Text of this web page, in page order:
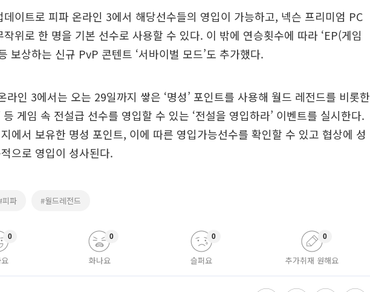
데이트로 피파 온라인 3에서 해당선수들의 영입이 가능하고, 넥슨 프리미엄 PC
작위로 한 명을 기본 선수로 사용할 수 있다. 이 밖에 연승횟수에 따라 ‘EP(게임
보상하는 신규 PvP 콘텐트 ‘서바이벌 모드’도 추가했다.
라인 3에서는 오는 29일까지 쌓은 ‘명성’ 포인트를 사용해 월드 레전드를 비롯한
등 게임 속 전설급 선수를 영입할 수 있는 ‘전설을 영입하라’ 이벤트를 실시한다.
에서 보유한 명성 포인트, 이에 따른 영입가능선수를 확인할 수 있고 협상에 성
으로 영입이 성사된다.
피파 #월드레전드
0
화나요
0
슬퍼요
0
추가취재 원해요
0